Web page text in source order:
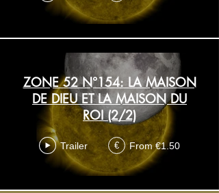
ZONE 52 N°154: LA MAISON
DE DIEU ET LA MAISON DU
ROI (2/2)
Trailer € From €1.50